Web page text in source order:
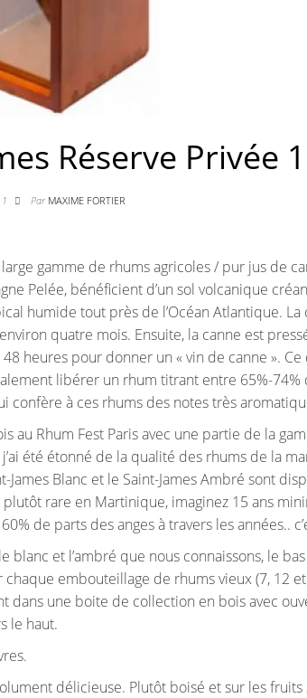
Réserve Privée
1 Par MAXIME FORTIER
gamme de rhums agricoles / pur jus de
Pelée, bénéficient d’un sol volcanique
humide tout près de l’Océan Atlantique. La
quatre mois. Ensuite, la canne est
heures pour donner un « vin de canne ».
libérer un rhum titrant entre 65%-74%
confère à ces rhums des notes très
au Rhum Fest Paris avec une partie de la
été étonné de la qualité des rhums de la
Blanc et le Saint-James Ambré sont
rare en Martinique, imaginez 15 ans
de parts des anges à travers les années..
et l’ambré que nous connaissons, le
embouteillage de rhums vieux (7, 12 et
dans une boite de collection en bois avec
le haut.
délicieuse. Plutôt boisé et sur les fruits